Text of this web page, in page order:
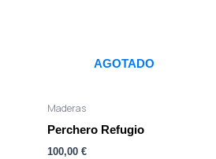
AGOTADO
Maderas
Perchero Refugio
100,00 €